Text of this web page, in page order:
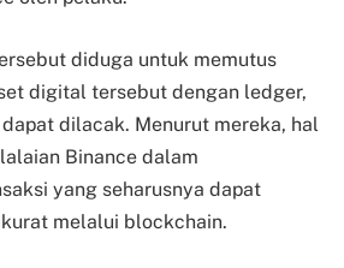
diduga untuk memutus
digital tersebut dengan ledger,
dilacak. Menurut mereka, hal
Binance dalam
yang seharusnya dapat
melalui blockchain.